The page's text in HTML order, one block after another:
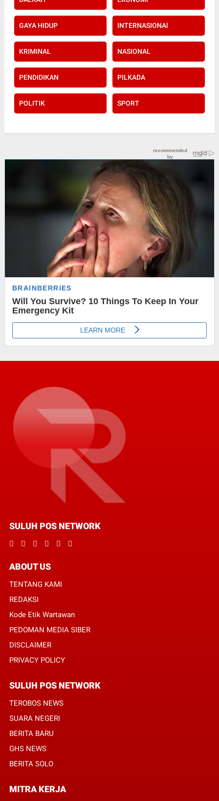
GAYA HIDUP INTERNASIONAl
KRIMINAL NASIONAL
PENDIDIKAN PILKADA
POLITIK SPORT
SULUH POS NETWORK
ABOUT US
TENTANG KAMI
REDAKSI
Kode Etik Wartawan
PEDOMAN MEDIA SIBER
DISCLAIMER
PRIVACY POLICY
SULUH POS NETWORK
TEROBOS NEWS
SUARA NEGERI
BERITA BARU
GHS NEWS
BERITA SOLO
MITRA KERJA